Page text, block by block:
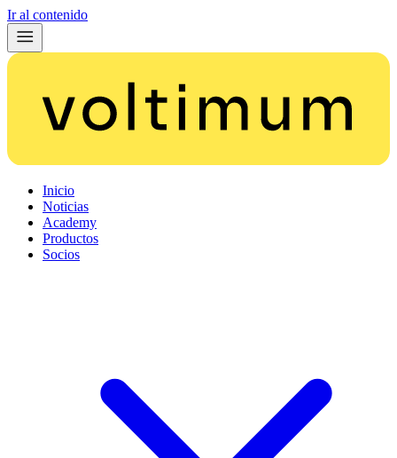
Ir al contenido
Inicio
Noticias
Academy
Productos
Socios